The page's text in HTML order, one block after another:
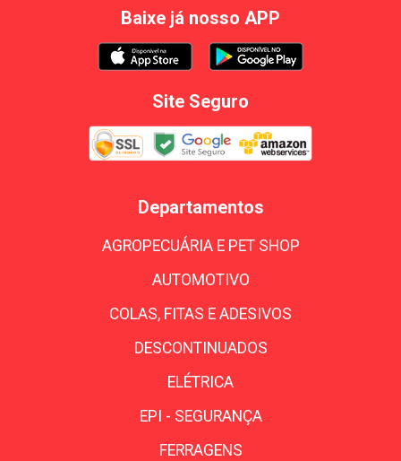
Baixe já nosso APP
Site Seguro
Departamentos
AGROPECUÁRIA E PET SHOP
AUTOMOTIVO
COLAS, FITAS E ADESIVOS
DESCONTINUADOS
ELÉTRICA
EPI - SEGURANÇA
FERRAGENS